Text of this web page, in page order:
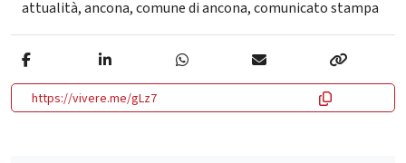
attualità,ancona,comune di ancona,comunicato stampa
https://vivere.me/gLz7